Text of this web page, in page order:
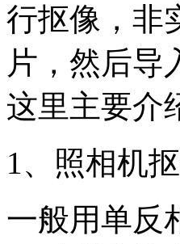
行抠像，非
片，然后导
这里主要介
1、照相机
一般用单反